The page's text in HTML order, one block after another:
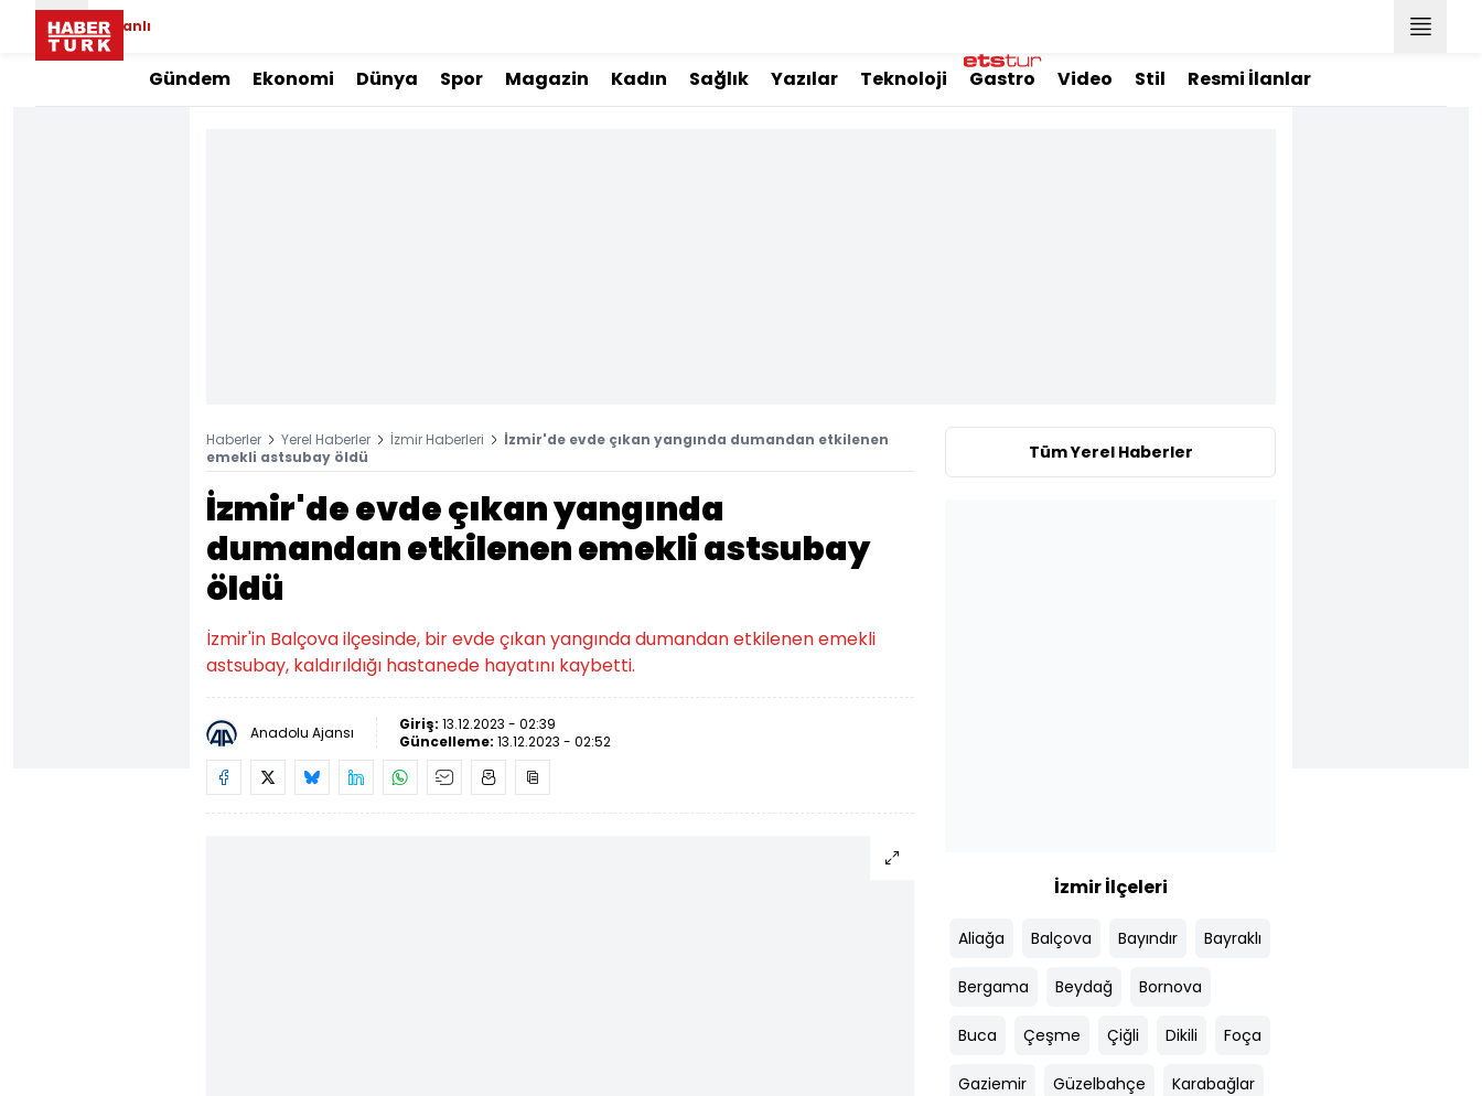
Canlı
Gündem Ekonomi Dünya Spor Magazin Kadın Sağlık Yazılar Teknoloji Gastro Video Stil Resmi İlanlar
Haberler Yerel Haberler İzmir Haberleri
İzmir'de evde çıkan yangında dumandan etkilenen
emekli astsubay öldü
İzmir'de evde çıkan yangında
dumandan etkilenen emekli astsubay
öldü
İzmir'in Balçova ilçesinde, bir evde çıkan yangında dumandan etkilenen emekli
astsubay, kaldırıldığı hastanede hayatını kaybetti.
Anadolu Ajansı Giriş: 13.12.2023 - 02:39
Güncelleme: 13.12.2023 - 02:52
Tüm Yerel Haberler
İzmir İlçeleri
Aliağa Balçova Bayındır Bayraklı
Bergama Beydağ Bornova
Buca Çeşme Çiğli Dikili Foça
Gaziemir Güzelbahçe Karabağlar